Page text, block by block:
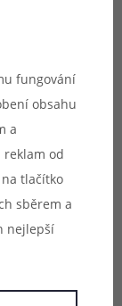
z vapování. V
spodní části.
fungování
obsahu
a
reklam od
tlačítko
sběrem a
nejlepší